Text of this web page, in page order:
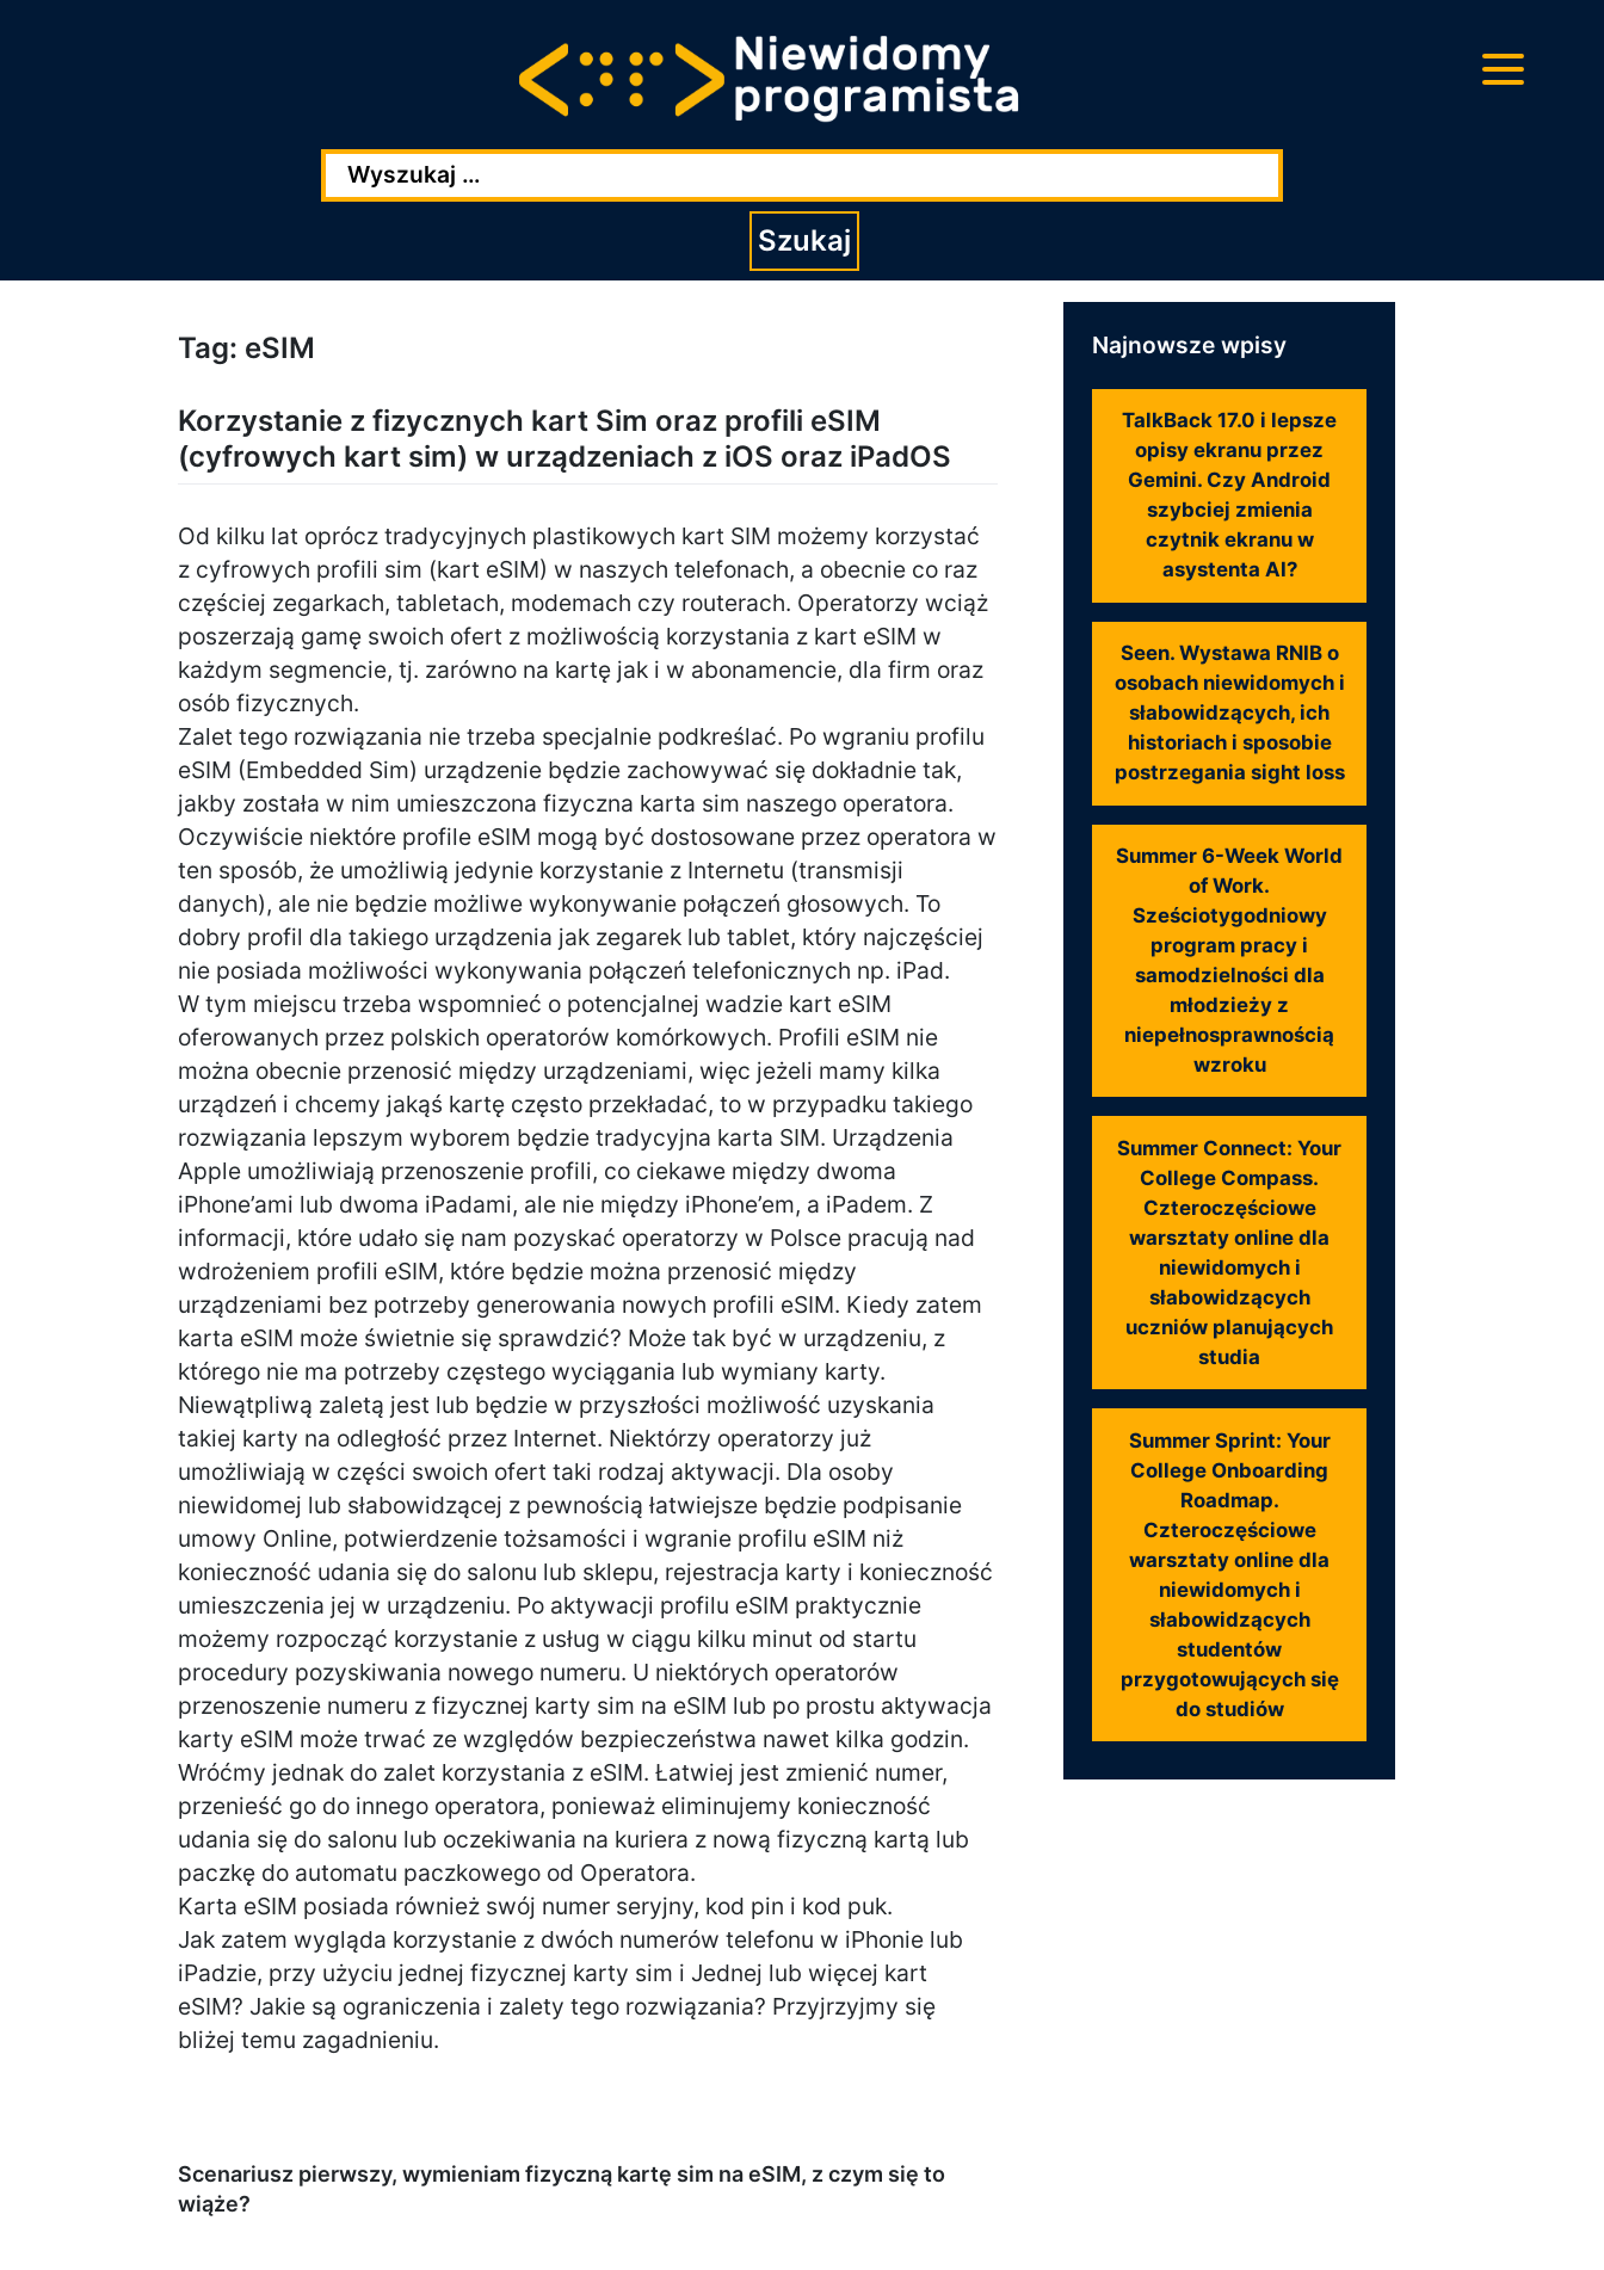
Szukaj
Tag: eSIM
Korzystanie z fizycznych kart Sim oraz profili eSIM
(cyfrowych kart sim) w urządzeniach z iOS oraz iPadOS
Od kilku lat oprócz tradycyjnych plastikowych kart SIM możemy korzystać
z cyfrowych profili sim (kart eSIM) w naszych telefonach, a obecnie co raz
częściej zegarkach, tabletach, modemach czy routerach. Operatorzy wciąż
poszerzają gamę swoich ofert z możliwością korzystania z kart eSIM w
każdym segmencie, tj. zarówno na kartę jak i w abonamencie, dla firm oraz
osób fizycznych.
Zalet tego rozwiązania nie trzeba specjalnie podkreślać. Po wgraniu profilu
eSIM (Embedded Sim) urządzenie będzie zachowywać się dokładnie tak,
jakby została w nim umieszczona fizyczna karta sim naszego operatora.
Oczywiście niektóre profile eSIM mogą być dostosowane przez operatora w
ten sposób, że umożliwią jedynie korzystanie z Internetu (transmisji
danych), ale nie będzie możliwe wykonywanie połączeń głosowych. To
dobry profil dla takiego urządzenia jak zegarek lub tablet, który najczęściej
nie posiada możliwości wykonywania połączeń telefonicznych np. iPad.
W tym miejscu trzeba wspomnieć o potencjalnej wadzie kart eSIM
oferowanych przez polskich operatorów komórkowych. Profili eSIM nie
można obecnie przenosić między urządzeniami, więc jeżeli mamy kilka
urządzeń i chcemy jakąś kartę często przekładać, to w przypadku takiego
rozwiązania lepszym wyborem będzie tradycyjna karta SIM. Urządzenia
Apple umożliwiają przenoszenie profili, co ciekawe między dwoma
iPhone’ami lub dwoma iPadami, ale nie między iPhone’em, a iPadem. Z
informacji, które udało się nam pozyskać operatorzy w Polsce pracują nad
wdrożeniem profili eSIM, które będzie można przenosić między
urządzeniami bez potrzeby generowania nowych profili eSIM. Kiedy zatem
karta eSIM może świetnie się sprawdzić? Może tak być w urządzeniu, z
którego nie ma potrzeby częstego wyciągania lub wymiany karty.
Niewątpliwą zaletą jest lub będzie w przyszłości możliwość uzyskania
takiej karty na odległość przez Internet. Niektórzy operatorzy już
umożliwiają w części swoich ofert taki rodzaj aktywacji. Dla osoby
niewidomej lub słabowidzącej z pewnością łatwiejsze będzie podpisanie
umowy Online, potwierdzenie tożsamości i wgranie profilu eSIM niż
konieczność udania się do salonu lub sklepu, rejestracja karty i konieczność
umieszczenia jej w urządzeniu. Po aktywacji profilu eSIM praktycznie
możemy rozpocząć korzystanie z usług w ciągu kilku minut od startu
procedury pozyskiwania nowego numeru. U niektórych operatorów
przenoszenie numeru z fizycznej karty sim na eSIM lub po prostu aktywacja
karty eSIM może trwać ze względów bezpieczeństwa nawet kilka godzin.
Wróćmy jednak do zalet korzystania z eSIM. Łatwiej jest zmienić numer,
przenieść go do innego operatora, ponieważ eliminujemy konieczność
udania się do salonu lub oczekiwania na kuriera z nową fizyczną kartą lub
paczkę do automatu paczkowego od Operatora.
Karta eSIM posiada również swój numer seryjny, kod pin i kod puk.
Jak zatem wygląda korzystanie z dwóch numerów telefonu w iPhonie lub
iPadzie, przy użyciu jednej fizycznej karty sim i Jednej lub więcej kart
eSIM? Jakie są ograniczenia i zalety tego rozwiązania? Przyjrzyjmy się
bliżej temu zagadnieniu.
Scenariusz pierwszy, wymieniam fizyczną kartę sim na eSIM, z czym się to
wiąże?
Najnowsze wpisy
TalkBack 17.0 i lepsze
opisy ekranu przez
Gemini. Czy Android
szybciej zmienia
czytnik ekranu w
asystenta AI?
Seen. Wystawa RNIB o
osobach niewidomych i
słabowidzących, ich
historiach i sposobie
postrzegania sight loss
Summer 6-Week World
of Work.
Sześciotygodniowy
program pracy i
samodzielności dla
młodzieży z
niepełnosprawnością
wzroku
Summer Connect: Your
College Compass.
Czteroczęściowe
warsztaty online dla
niewidomych i
słabowidzących
uczniów planujących
studia
Summer Sprint: Your
College Onboarding
Roadmap.
Czteroczęściowe
warsztaty online dla
niewidomych i
słabowidzących
studentów
przygotowujących się
do studiów